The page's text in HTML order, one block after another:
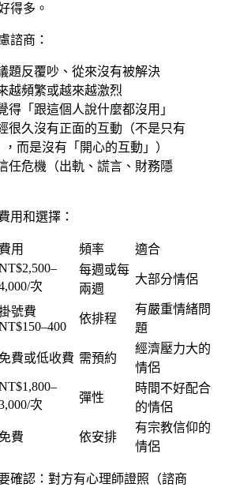
得多。
諮商：
題反覆吵、從來沒有被解決
越頻繁或越來越激烈
得「跟這個人說什麼都沒用」
很久沒有正面的互動（不是只有
，而是沒有「開心的互動」）
任危機（出軌、謊言、財務隱
用和選擇：
費用 頻率 適合
次
每週或每
兩週
大部分情侶
號費
依排程
有嚴重情緒問
題
免費或低收費 需預約
經濟壓力大的
情侶
次
彈性
時間不好配合
的情侶
免費 依安排
有宗教信仰的
情侶
確認：對方有心理師證照（諮商